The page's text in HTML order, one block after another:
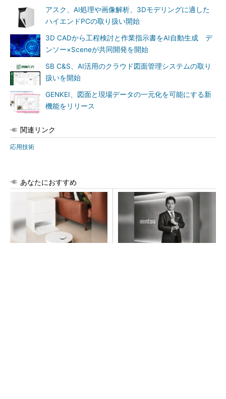
アスク、AI処理や画像解析、3Dモデリングに適した
ハイエンドPCの取り扱い開始
3D CADから工程検討と作業指示書をAI自動生成 デ
ンソー×Sceneが共同開発を開始
SB C&S、AI活用のクラウド図面管理システムの取り
扱いを開始
GENKEI、図面と現場データの一元化を可能にする新
機能をリリース
関連リンク
応用技術
あなたにおすすめ